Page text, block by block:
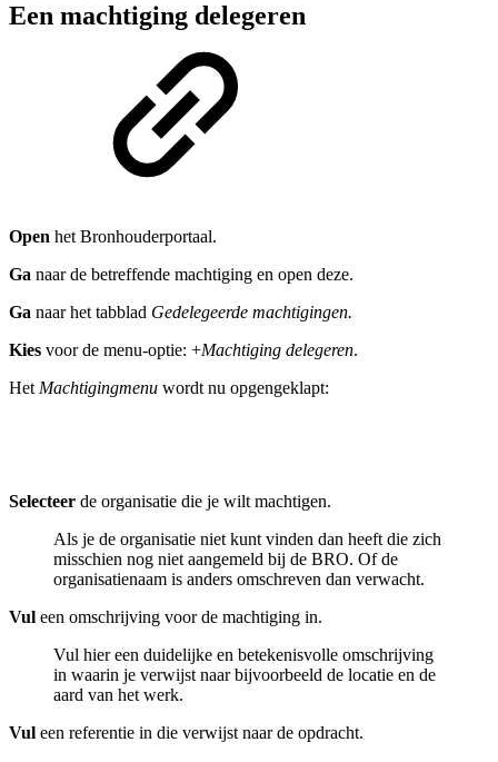
Een machtiging delegeren
Open het Bronhouderportaal.
Ga naar de betreffende machtiging en open deze.
Ga naar het tabblad Gedelegeerde machtigingen.
Kies voor de menu-optie: +Machtiging delegeren.
Het Machtigingmenu wordt nu opgengeklapt:
Selecteer de organisatie die je wilt machtigen.
Als je de organisatie niet kunt vinden dan heeft die zich
misschien nog niet aangemeld bij de BRO. Of de
organisatienaam is anders omschreven dan verwacht.
Vul een omschrijving voor de machtiging in.
Vul hier een duidelijke en betekenisvolle omschrijving
in waarin je verwijst naar bijvoorbeeld de locatie en de
aard van het werk.
Vul een referentie in die verwijst naar de opdracht.